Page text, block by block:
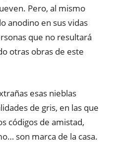
Pero, al mismo
anodino en sus vidas
que no resultará
otras obras de este
esas nieblas
de gris, en las que
códigos de amistad,
son marca de la casa.